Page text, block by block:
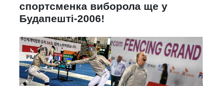
спортсменка виборола ще у
Будапешті-2006!